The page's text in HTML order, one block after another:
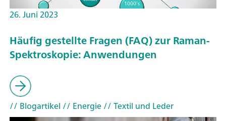
26. Juni 2023
Häufig gestellte Fragen (FAQ) zur Raman-
Spektroskopie: Anwendungen
// Blogartikel // Energie// Textil und Leder